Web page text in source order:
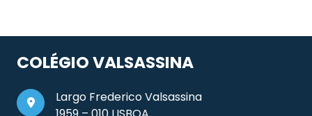
COLÉGIO VALSASSINA
Largo Frederico Valsassina